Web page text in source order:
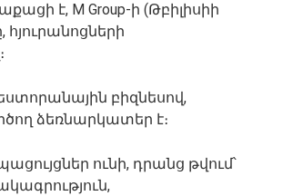
է, M Group-ի (Թբիլիսիի
բիզնեսով,
ձեռնարկատեր է։
ունի, դրանց թվում՝